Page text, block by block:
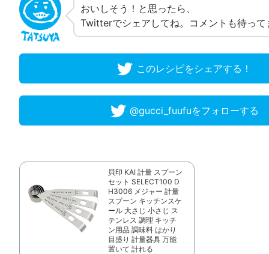
おいしそう！と思ったら、
Twitterでシェアしてね。コメントも待って
このレシピをシェアする！
@gucci_fuufuをフォローする
貝印 KAI 計量 スプーン
セット SELECT100 D
H3006 メジャー 計量
スプーン キッチンスケ
ール 大さじ 小さじ ス
テンレス 調理 キッチ
ン用品 調味料 はかり
目盛り 計量器具 万能
置いて 計れる